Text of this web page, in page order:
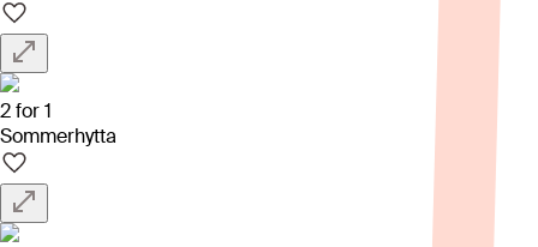
2 for 1
Sommerhytta